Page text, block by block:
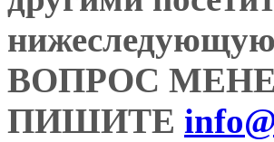
ВОПРОС
ПИШИТЕ